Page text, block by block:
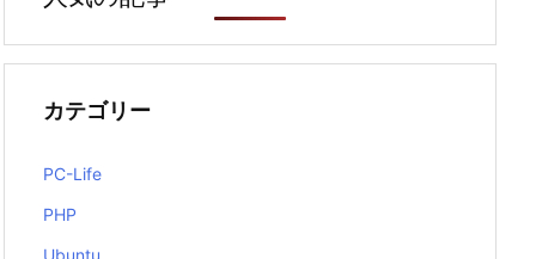
カテゴリー
PC-Life
PHP